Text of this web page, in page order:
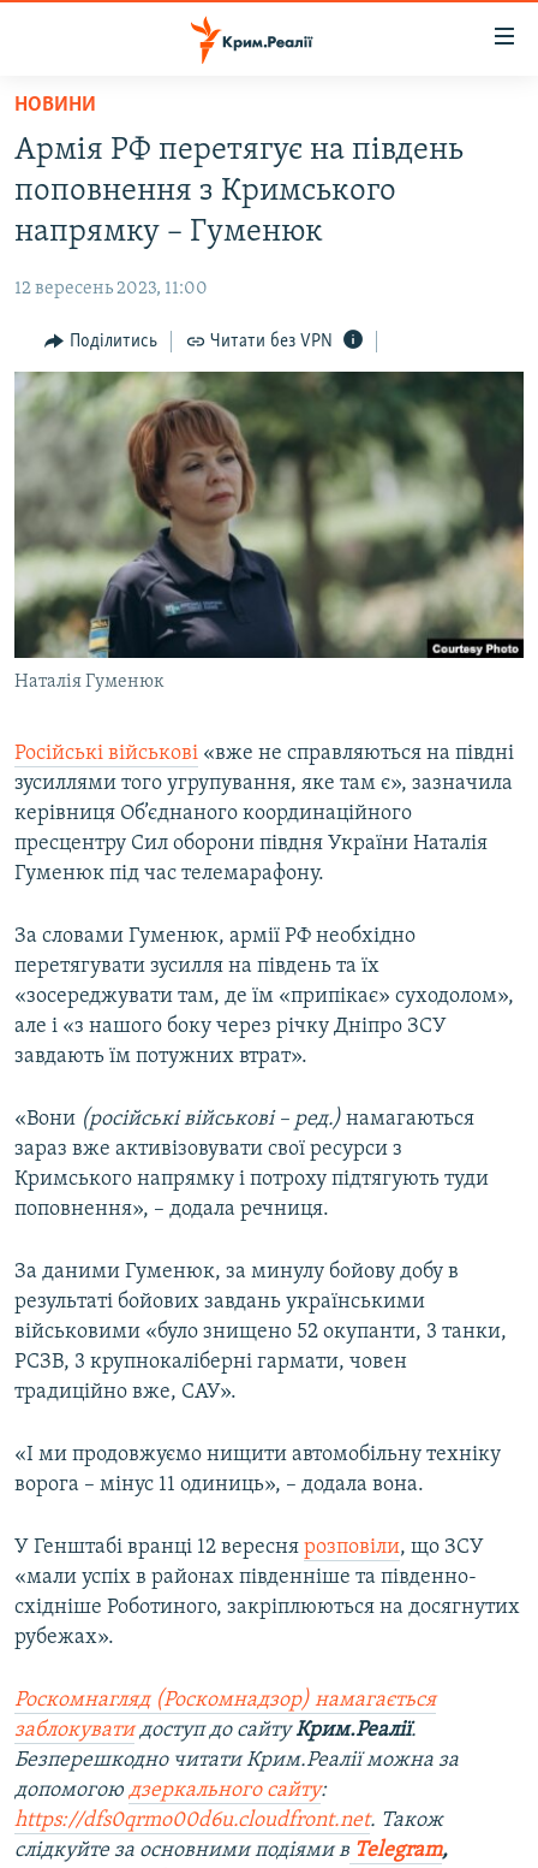
Перейти
основного
матеріалу
до
основної
навігації
Перейти
до
пошуку
ВОДА.КРИМ
БЛОГИ
ПОГЛЯД
ІНТЕРВ'Ю
ВСЕ ЗА ДЕНЬ
СПЕЦПРОЕКТИ
ДЕПОРТАЦІЯ
ВІДЕОУРОКИ «ELIFBE»
СВІДЧЕННЯ ОКУПАЦІЇ
УКРАЇНСЬКА ПРОБЛЕМА КРИМУ
ІНФОГРАФІКА
ЯК ОБІЙТИ БЛОКУВАННЯ
Русский
Qırımtatar
ДОЛУЧАЙСЯ!
Усі сайти RFE/RL
НОВИНИ
Армія РФ перетягує на південь
поповнення з Кримського
напрямку – Гуменюк
12 вересень 2023, 11:00
Поділитись Читати без VPN
Наталія Гуменюк
Російські військові «вже не справляються на півдні
зусиллями того угрупування, яке там є», зазначила
керівниця Об’єднаного координаційного
пресцентру Сил оборони півдня України Наталія
Гуменюк під час телемарафону.
За словами Гуменюк, армії РФ необхідно
перетягувати зусилля на південь та їх
«зосереджувати там, де їм «припікає» суходолом»,
але і «з нашого боку через річку Дніпро ЗСУ
завдають їм потужних втрат».
«Вони (російські військові – ред.) намагаються
зараз вже активізовувати свої ресурси з
Кримського напрямку і потроху підтягують туди
поповнення», – додала речниця.
За даними Гуменюк, за минулу бойову добу в
результаті бойових завдань українськими
військовими «було знищено 52 окупанти, 3 танки,
РСЗВ, 3 крупнокаліберні гармати, човен
традиційно вже, САУ».
«І ми продовжуємо нищити автомобільну техніку
ворога – мінус 11 одиниць», – додала вона.
У Генштабі вранці 12 вересня розповіли, що ЗСУ
«мали успіх в районах південніше та південно-
східніше Роботиного, закріплюються на досягнутих
рубежах».
Роскомнагляд (Роскомнадзор) намагається
заблокуватидоступ до сайтуКрим.Реалії.
Безперешкодно читати Крим.Реалії можна за
допомогою дзеркального сайту:
https://dfs0qrmo00d6u.cloudfront.net. Також
слідкуйте за основними подіями в Telegram,